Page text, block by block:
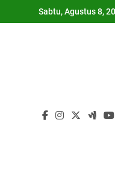
to
Sabtu, Agustus 8,